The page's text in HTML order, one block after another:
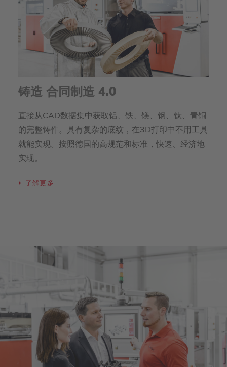
铸造 合同制造 4.0
直接从CAD数据集中获取铝、铁、镁、钢、钛、青铜
的完整铸件。具有复杂的底纹，在3D打印中不用工具
就能实现。按照德国的高规范和标准，快速、经济地
实现。
了解更多